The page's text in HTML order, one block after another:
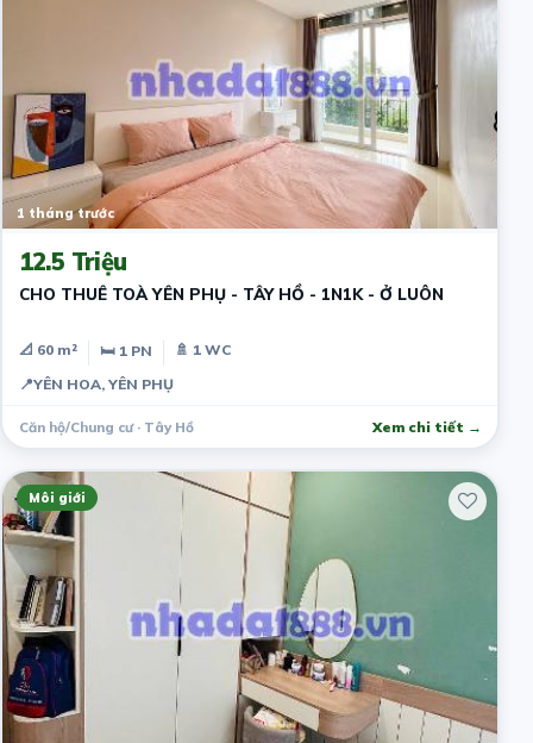
1 tháng trước
12.5 Triệu
CHO THUÊ TOÀ YÊN PHỤ - TÂY HỒ - 1N1K - Ở LUÔN
📐 60 m² 🛏 1 PN
🚿 1 WC
📍YÊN HOA, YÊN PHỤ
Căn hộ/Chung cư · Tây Hồ Xem chi tiết →
Môi giới